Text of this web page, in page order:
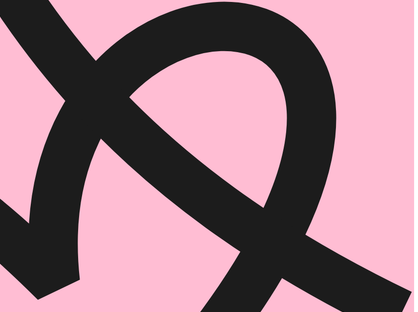
לסל
איזה פורמט בא לך?
דיגיטלי
₪49
מודפס
68.6
מחיר על הספר: ₪